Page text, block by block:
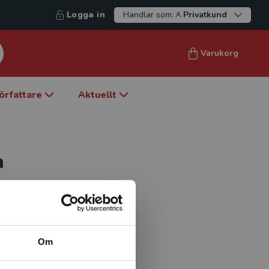
Om
Logga in Handlar som: Privatkund
Varukorg
Aktuellt
att i grunden
för att etablera The
är därutöver anlitad som